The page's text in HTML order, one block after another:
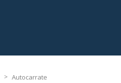
> Autocarrate